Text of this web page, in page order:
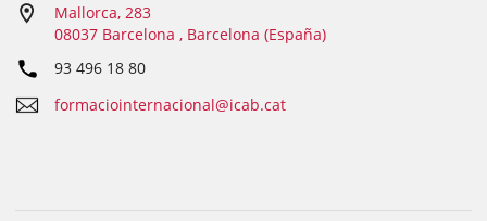
Mallorca, 283
08037 Barcelona , Barcelona (España)
93 496 18 80
formaciointernacional@icab.cat